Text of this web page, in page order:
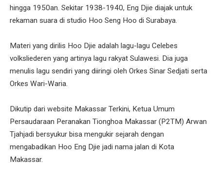
hingga 1950an. Sekitar 1938-1940, Eng Djie diajak untuk
rekaman suara di studio Hoo Seng Hoo di Surabaya.
Materi yang dirilis Hoo Djie adalah lagu-lagu Celebes
volksliederen yang artinya lagu rakyat Sulawesi. Dia juga
menulis lagu sendiri yang diiringi oleh Orkes Sinar Sedjati serta
Orkes Wari-Waria.
Dikutip dari website Makassar Terkini, Ketua Umum
Persaudaraan Peranakan Tionghoa Makassar (P2TM) Arwan
Tjahjadi bersyukur bisa mengukir sejarah dengan
mengabadikan Hoo Eng Djie jadi nama jalan di Kota
Makassar.